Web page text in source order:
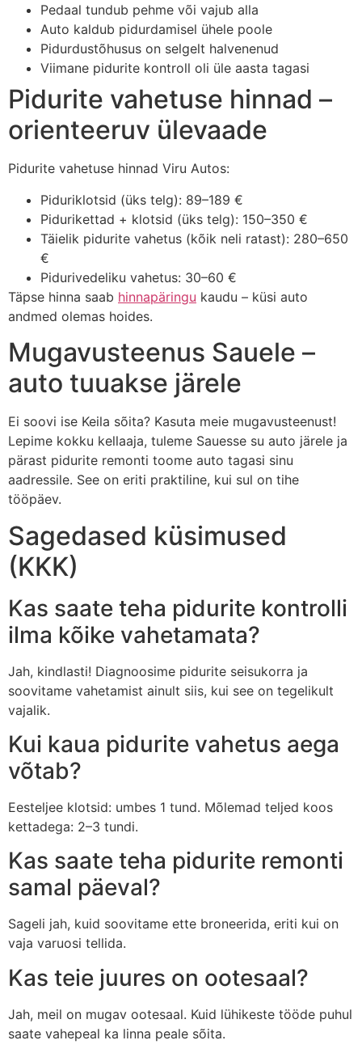
Pedaal tundub pehme või vajub alla
Auto kaldub pidurdamisel ühele poole
Pidurdustõhusus on selgelt halvenenud
Viimane pidurite kontroll oli üle aasta tagasi
Pidurite vahetuse hinnad –
orienteeruv ülevaade
Pidurite vahetuse hinnad Viru Autos:
Piduriklotsid (üks telg): 89–189 €
Pidurikettad + klotsid (üks telg): 150–350 €
Täielik pidurite vahetus (kõik neli ratast): 280–650
€
Pidurivedeliku vahetus: 30–60 €
Täpse hinna saab hinnapäringu kaudu – küsi auto
andmed olemas hoides.
Mugavusteenus Sauele –
auto tuuakse järele
Ei soovi ise Keila sõita? Kasuta meie mugavusteenust!
Lepime kokku kellaaja, tuleme Sauesse su auto järele ja
pärast pidurite remonti toome auto tagasi sinu
aadressile. See on eriti praktiline, kui sul on tihe
tööpäev.
Sagedased küsimused
(KKK)
Kas saate teha pidurite kontrolli
ilma kõike vahetamata?
Jah, kindlasti! Diagnoosime pidurite seisukorra ja
soovitame vahetamist ainult siis, kui see on tegelikult
vajalik.
Kui kaua pidurite vahetus aega
võtab?
Eesteljee klotsid: umbes 1 tund. Mõlemad teljed koos
kettadega: 2–3 tundi.
Kas saate teha pidurite remonti
samal päeval?
Sageli jah, kuid soovitame ette broneerida, eriti kui on
vaja varuosi tellida.
Kas teie juures on ootesaal?
Jah, meil on mugav ootesaal. Kuid lühikeste tööde puhul
saate vahepeal ka linna peale sõita.